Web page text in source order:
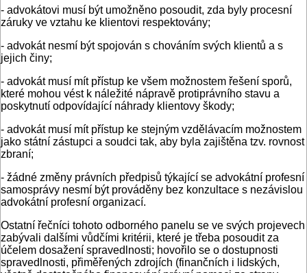
- advokátovi musí být umožněno posoudit, zda byly procesní
záruky ve vztahu ke klientovi respektovány;
- advokát nesmí být spojován s chováním svých klientů a s
jejich činy;
- advokát musí mít přístup ke všem možnostem řešení sporů,
které mohou vést k náležité nápravě protiprávního stavu a
poskytnutí odpovídající náhrady klientovy škody;
- advokát musí mít přístup ke stejným vzdělávacím možnostem
jako státní zástupci a soudci tak, aby byla zajištěna tzv. rovnost
zbraní;
- žádné změny právních předpisů týkající se advokátní profesní
samosprávy nesmí být prováděny bez konzultace s nezávislou
advokátní profesní organizací.
Ostatní řečníci tohoto odborného panelu se ve svých projevech
zabývali dalšími vůdčími kritérii, které je třeba posoudit za
účelem dosažení spravedlnosti; hovořilo se o dostupnosti
spravedlnosti, přiměřených zdrojích (finančních i lidských,